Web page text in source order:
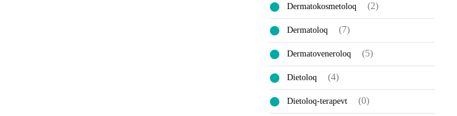
Dermatokosmetoloq (2)
Dermatoloq (7)
Dermatoveneroloq (5)
Dietoloq (4)
Dietoloq-terapevt (0)